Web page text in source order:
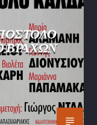
ΒΡΑΧΩΝ